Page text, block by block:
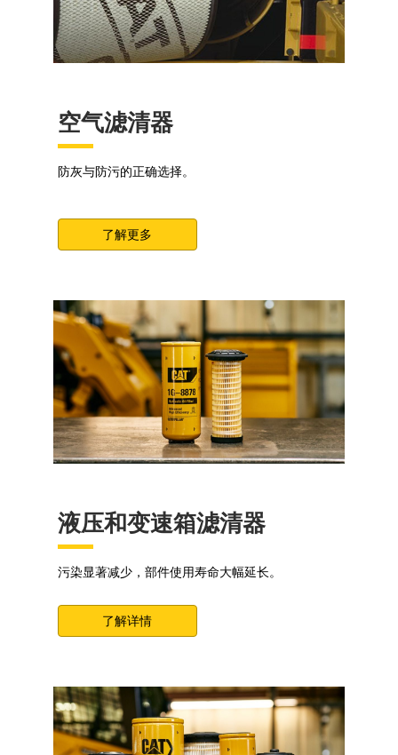
空气滤清器
防灰与防污的正确选择。
了解更多
液压和变速箱滤清器
污染显著减少，部件使用寿命大幅延长。
了解详情